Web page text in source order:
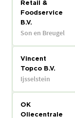
Retail &
Foodservice
B.V.
Son en Breugel
Vincent
Topco B.V.
Ijsselstein
OK
Oliecentrale